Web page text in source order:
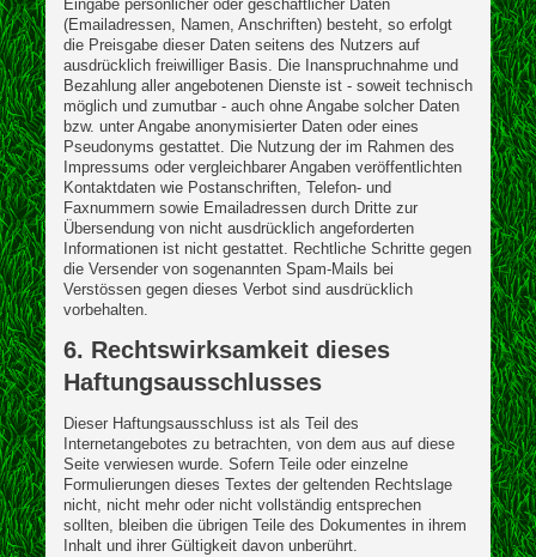
Eingabe persönlicher oder geschäftlicher Daten
(Emailadressen, Namen, Anschriften) besteht, so erfolgt
die Preisgabe dieser Daten seitens des Nutzers auf
ausdrücklich freiwilliger Basis. Die Inanspruchnahme und
Bezahlung aller angebotenen Dienste ist - soweit technisch
möglich und zumutbar - auch ohne Angabe solcher Daten
bzw. unter Angabe anonymisierter Daten oder eines
Pseudonyms gestattet. Die Nutzung der im Rahmen des
Impressums oder vergleichbarer Angaben veröffentlichten
Kontaktdaten wie Postanschriften, Telefon- und
Faxnummern sowie Emailadressen durch Dritte zur
Übersendung von nicht ausdrücklich angeforderten
Informationen ist nicht gestattet. Rechtliche Schritte gegen
die Versender von sogenannten Spam-Mails bei
Verstössen gegen dieses Verbot sind ausdrücklich
vorbehalten.
6. Rechtswirksamkeit dieses
Haftungsausschlusses
Dieser Haftungsausschluss ist als Teil des
Internetangebotes zu betrachten, von dem aus auf diese
Seite verwiesen wurde. Sofern Teile oder einzelne
Formulierungen dieses Textes der geltenden Rechtslage
nicht, nicht mehr oder nicht vollständig entsprechen
sollten, bleiben die übrigen Teile des Dokumentes in ihrem
Inhalt und ihrer Gültigkeit davon unberührt.